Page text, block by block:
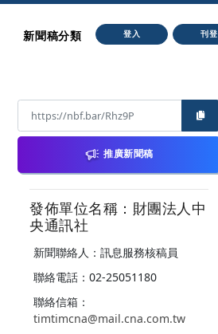
新聞稿分類 登入 刊登
推廣新聞稿
發佈單位名稱：財團法人中
央通訊社
新聞聯絡人：訊息服務核稿員
聯絡電話：02-25051180
聯絡信箱：
timtimcna@mail.cna.com.tw